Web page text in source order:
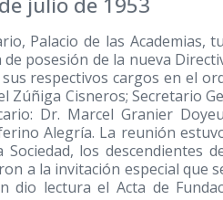
Palacio de las Academias,
posesión de la nueva
respectivos cargos en el
Zúñiga Cisneros; Secretario
Dr. Marcel Granier
Alegría. La reunión
los descendientes
a la invitación especial que
dio lectura el Acta de